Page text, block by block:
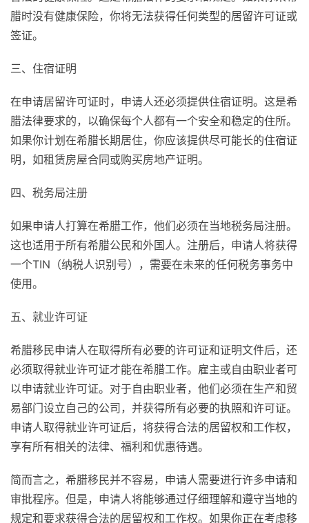
腊时没有健康保险，你将无法获得任何类型的居留许可证或
签证。
三、住宿证明
在申请居留许可证时，申请人还必须提供住宿证明。这是希
腊法律要求的，以确保每个人都有一个安全和稳定的住所。
如果你计划在希腊长期居住，你应该提供尽可能长的住宿证
明，如租赁房屋合同或购买房地产证明。
四、税务局注册
如果申请人打算在希腊工作，他们必须在当地税务局注册。
这也适用于所有希腊公民和外国人。注册后，申请人将获得
一个TIN（纳税人识别号），需要在未来的任何税务事务中
使用。
五、就业许可证
希腊移民申请人在取得所有必要的许可证和证明文件后，还
必须取得就业许可证才能在希腊工作。雇主或自由职业者可
以申请就业许可证。对于自由职业者，他们必须在生产和贸
易部门设立自己的公司，并获得所有必要的执照和许可证。
申请人取得就业许可证后，将获得合法的居留权和工作权，
享有所有相关的法律、福利和优惠待遇。
简而言之，希腊移民并不容易，申请人需要进行许多申请和
审批程序。但是，申请人将能够通过仔细理解和遵守当地的
规定和要求获得合法的居留权和工作权。如果你正在考虑移